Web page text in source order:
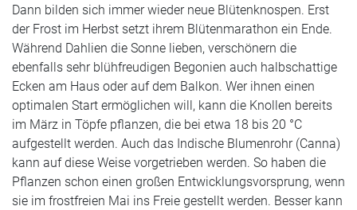
Dann bilden sich immer wieder neue Blütenknospen. Erst
der Frost im Herbst setzt ihrem Blütenmarathon ein Ende.
Während Dahlien die Sonne lieben, verschönern die
ebenfalls sehr blühfreudigen Begonien auch halbschattige
Ecken am Haus oder auf dem Balkon. Wer ihnen einen
optimalen Start ermöglichen will, kann die Knollen bereits
im März in Töpfe pflanzen, die bei etwa 18 bis 20 °C
aufgestellt werden. Auch das Indische Blumenrohr(Canna)
kann auf diese Weise vorgetrieben werden. So haben die
Pflanzen schon einen großen Entwicklungsvorsprung, wenn
sie im frostfreien Mai ins Freie gestellt werden. Besser kann